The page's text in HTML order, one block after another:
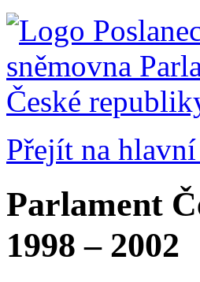
Přejít na
Parlament
1998 – 2002